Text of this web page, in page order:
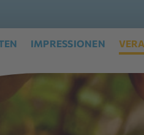
IMPRESSIONEN